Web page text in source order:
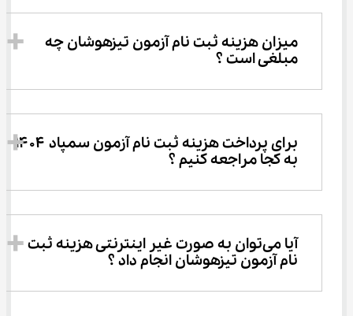
میزان هزینه ثبت نام آزمون تیزهوشان چه
مبلغی است ؟
برای پرداخت هزینه ثبت نام آزمون سمپاد ۱۴۰۴
به کجا مراجعه کنیم ؟
آیا می‌توان به صورت غیر اینترنتی هزینه ثبت
نام آزمون تیزهوشان انجام داد ؟